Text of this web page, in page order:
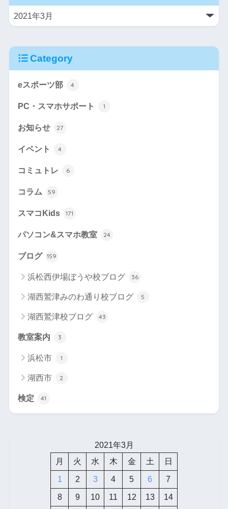
Category
eスポーツ部 4
PC・スマホサポート 1
お知らせ 27
イベント 4
コミュトレ 6
コラム 59
スマコKids 171
パソコン&スマホ教室 24
ブログ 159
浜松西伊場ぼうや校ブログ 36
湖西鷲津みのわ通り校ブログ 5
湖西鷲津校ブログ 43
教室案内 3
浜松市 1
湖西市 2
検定 41
2021年3月
月
火 水 木 金 土 日
1 2 3 4 5 6 7
8 9 10 11 12 13 14